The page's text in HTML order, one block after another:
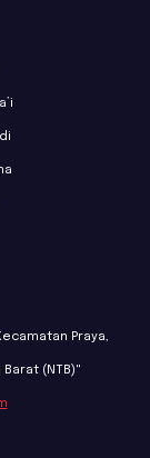
Praya,
(NTB)"